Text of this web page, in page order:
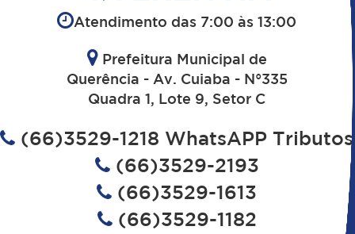
Atendimento das 7:00 às 13:00
Prefeitura Municipal de
Querência - Av. Cuiaba - N°335
Quadra 1, Lote 9, Setor C
(66)3529-1218 WhatsAPP Tributos
(66)3529-2193
(66)3529-1613
(66)3529-1182